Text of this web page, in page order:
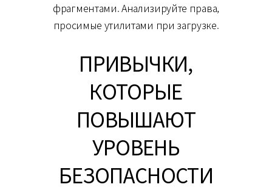
фрагментами. Анализируйте права,
просимые утилитами при загрузке.
ПРИВЫЧКИ,
КОТОРЫЕ
ПОВЫШАЮТ
УРОВЕНЬ
БЕЗОПАСНОСТИ